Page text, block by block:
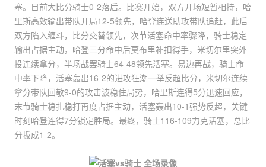
塞。目前大比分骑士0-2落后。比赛开始，双方开场短暂相持，哈
里斯高效输出带队开局12-5领先，哈登连送助攻带队追赶，此后
双方陷入缠斗，比分交替领先，次节活塞命中率骤降，骑士稳定
输出占据主动，哈登三分命中后莫布里补扣得手，米切尔里突外
投连续拿分，半场战罢骑士64-48领先活塞。易边再战，骑士命
中率下降，活塞轰出16-2的进攻狂潮一举反超比分，米切尔连续
拿分带队回敬9-0的攻击波稳住局势，哈里斯连得5分迅速回应，
末节骑士稳扎稳打再度占据主动，活塞轰出10-1强势反超，关键
时刻哈登连得7分锁定胜局。最终，骑士116-109力克活塞，总比
分扳成1-2。